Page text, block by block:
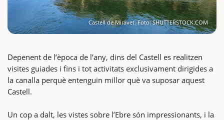
Castell de Miravet. Foto: SHUTTERSTOCK.COM
Depenent de l’època de l’any, dins del Castell es realitzen
visites guiades i fins i tot activitats exclusivament dirigides a
la canalla perquè entenguin millor què va suposar aquest
Castell.
Un cop a dalt, les vistes sobre l’Ebre són impressionants, i la